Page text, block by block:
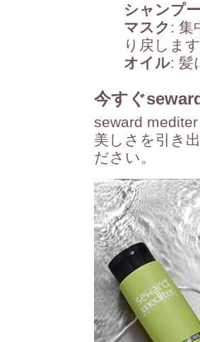
シャンプー
マスク : 集
り戻します
オイル: 髪
今すぐ
seward
美しさを引き
ださい。